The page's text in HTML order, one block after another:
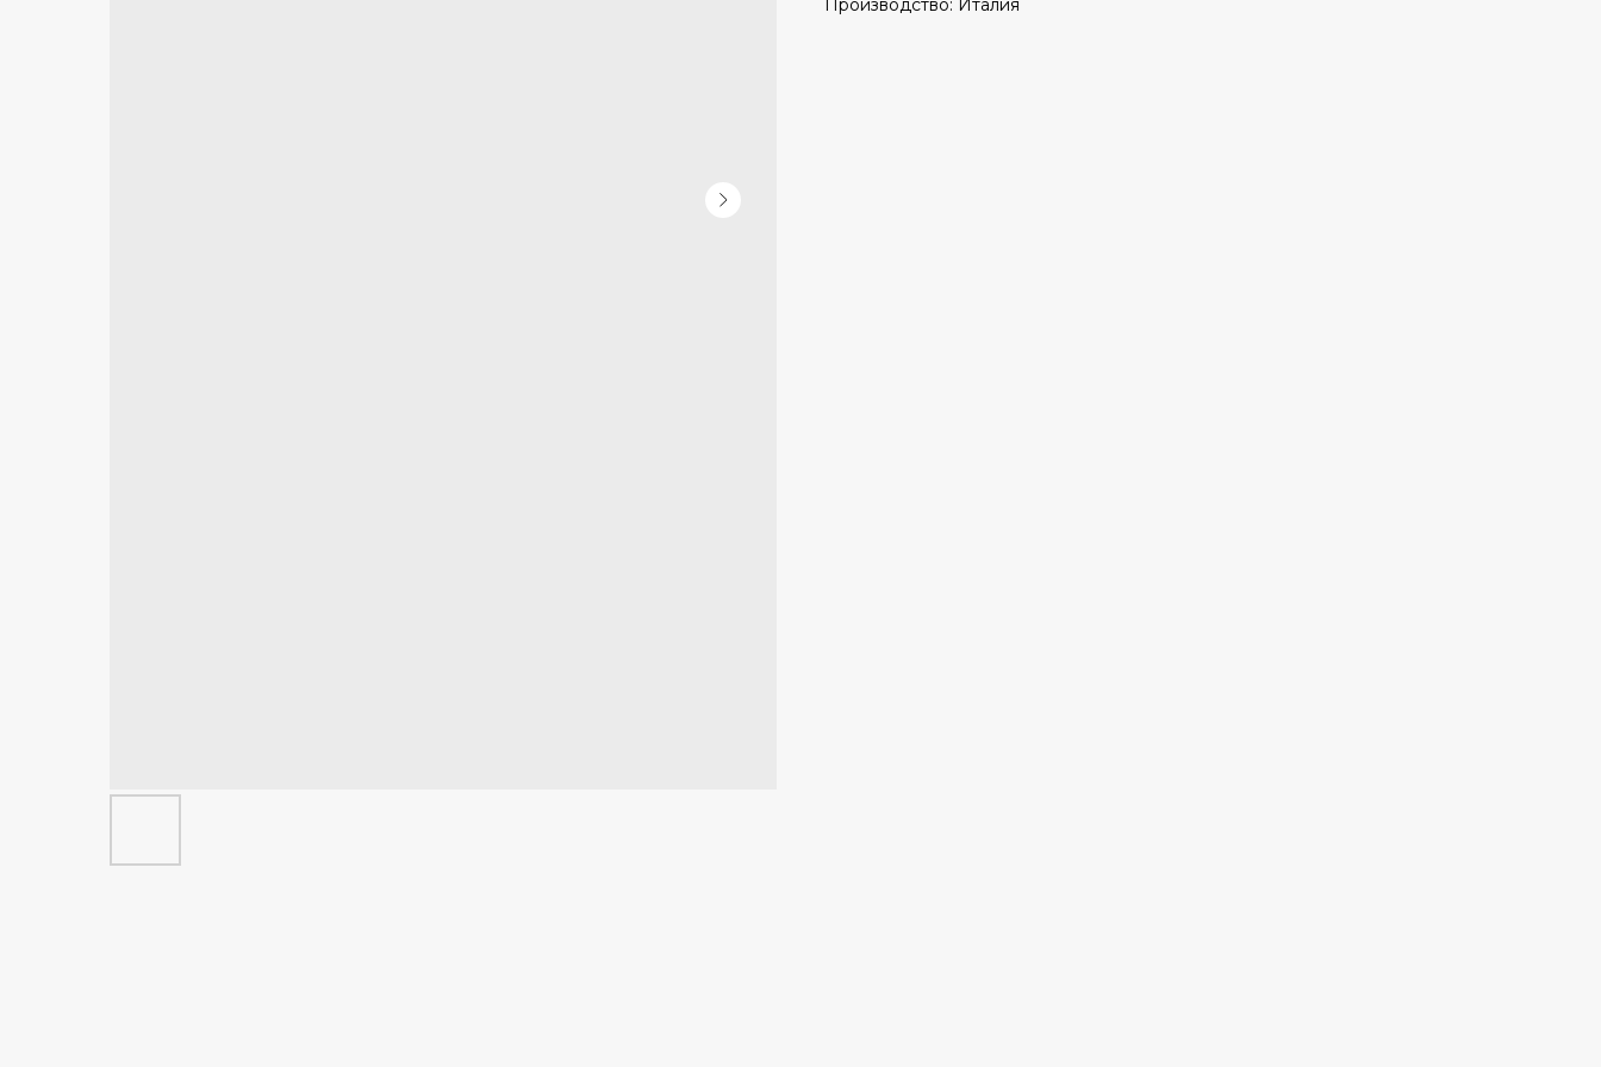
Производство: Италия